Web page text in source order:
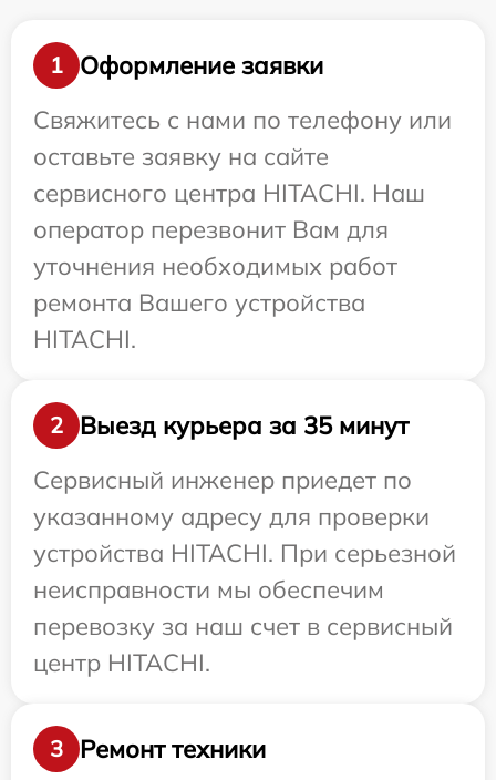
1
Оформление заявки
Свяжитесь с нами по телефону или
оставьте заявку на сайте
сервисного центра HITACHI. Наш
оператор перезвонит Вам для
уточнения необходимых работ
ремонта Вашего устройства
HITACHI.
2
Выезд курьера за 35 минут
Сервисный инженер приедет по
указанному адресу для проверки
устройства HITACHI. При серьезной
неисправности мы обеспечим
перевозку за наш счет в сервисный
центр HITACHI.
3
Ремонт техники